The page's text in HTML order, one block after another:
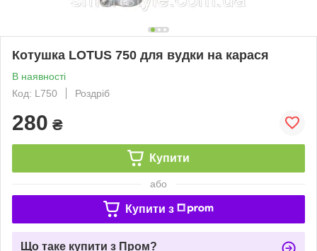
Котушка LOTUS 750 для вудки на карася
В наявності
Код: L750
Роздріб
280 ₴
Купити
або
Купити з
Що таке купити з Пром?